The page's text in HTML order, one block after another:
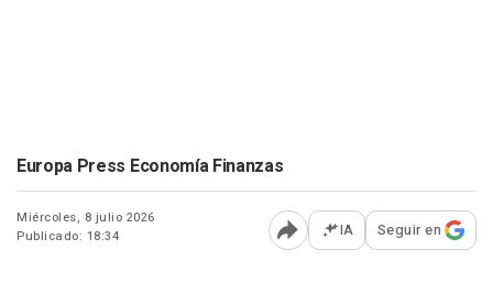
Europa Press Economía Finanzas
Miércoles, 8 julio 2026
Publicado: 18:34
Abrir opciones para
IA Seguir en